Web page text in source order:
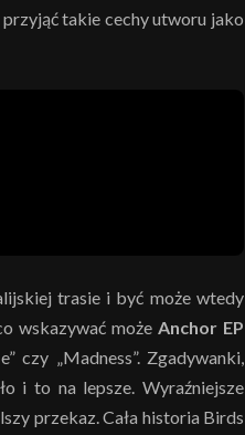
takie cechy utworu jako
trasie i być może wtedy
wskazywać może Anchor EP
czy „Madness”. Zgadywanki,
i to na lepsze. Wyraźniejsze
przekaz. Cała historia Birds